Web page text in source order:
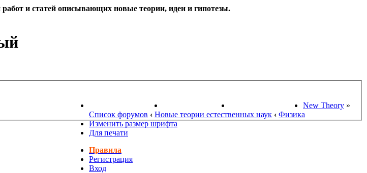
работ и статей описывающих новые теории, идеи и гипотезы.
НОВОСТИ НАУКИ ПОИСК ТЕОРИЙ СТАРЫЙ ПОРТАЛ New Theory »
Список форумов ‹ Новые теории естественных наук ‹ Физика
Изменить размер шрифта
Для печати
Правила
Регистрация
Вход